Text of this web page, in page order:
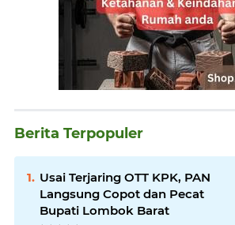
Berita Terpopuler
Usai Terjaring OTT KPK, PAN
Langsung Copot dan Pecat
Bupati Lombok Barat